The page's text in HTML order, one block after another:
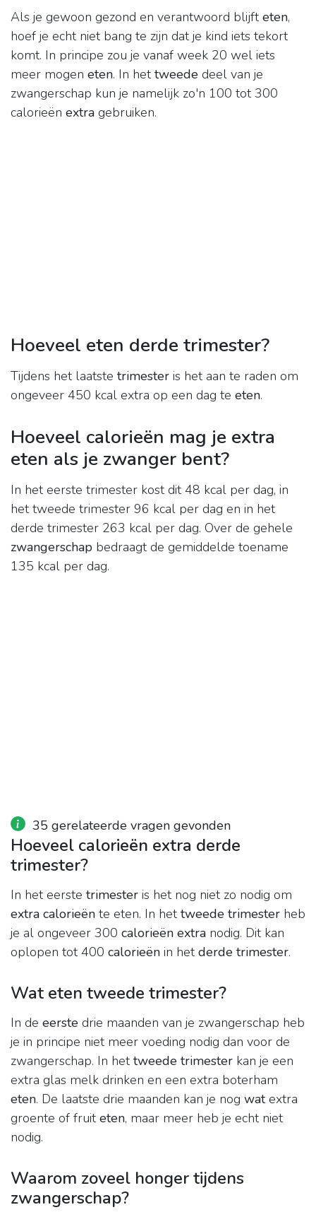
Als je gewoon gezond en verantwoord blijfteten,
hoef je echt niet bang te zijn dat je kind iets tekort
komt. In principe zou je vanaf week 20 wel iets
meer mogen eten. In hettweede deel van je
zwangerschap kun je namelijk zo'n 100 tot 300
calorieën extra gebruiken.
Hoeveel eten derde trimester?
Tijdens het laatste trimester is het aan te raden om
ongeveer 450 kcal extra op een dag te eten.
Hoeveel calorieën mag je extra
eten als je zwanger bent?
In het eerste trimester kost dit 48 kcal per dag, in
het tweede trimester 96 kcal per dag en in het
derde trimester 263 kcal per dag. Over de gehele
zwangerschap bedraagt de gemiddelde toename
135 kcal per dag.
35 gerelateerde vragen gevonden
Hoeveel calorieën extra derde
trimester?
In het eerste trimester is het nog niet zo nodig om
extra calorieën te eten. In hettweede trimester heb
je al ongeveer 300 calorieën extra nodig. Dit kan
oplopen tot 400 calorieën in hetderde trimester.
Wat eten tweede trimester?
In de eerste drie maanden van je zwangerschap heb
je in principe niet meer voeding nodig dan voor de
zwangerschap. In hettweede trimester kan je een
extra glas melk drinken en een extra boterham
eten. De laatste drie maanden kan je nog watextra
groente of fruiteten, maar meer heb je echt niet
nodig.
Waarom zoveel honger tijdens
zwangerschap?